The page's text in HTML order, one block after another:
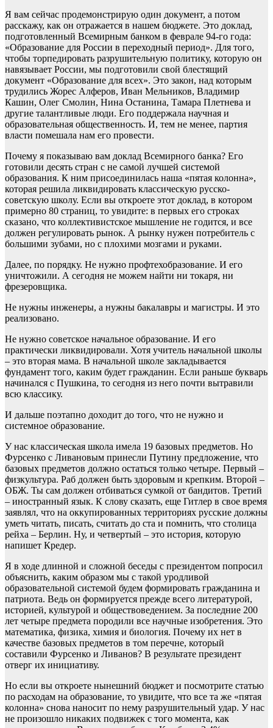
Я вам сейчас продемонстрирую один документ, а потом
расскажу, как он отражается в нашем бюджете. Это доклад,
подготовленный Всемирным банком в феврале 94-го года:
«Образование для России в переходный период». Для того,
чтобы торпедировать разрушительную политику, которую он
навязывает России, мы подготовили свой блестящий
документ «Образование для всех». Это закон, над которым
трудились Жорес Алферов, Иван Мельников, Владимир
Кашин, Олег Смолин, Нина Останина, Тамара Плетнева и
другие талантливые люди. Его поддержала научная и
образовательная общественность. И, тем не менее, партия
власти помешала нам его провести.
Почему я показываю вам доклад Всемирного банка? Его
готовили десять стран с не самой лучшей системой
образования. К ним присоединилась наша «пятая колонна»,
которая решила ликвидировать классическую русско-
советскую школу. Если вы откроете этот доклад, в котором
примерно 80 страниц, то увидите: в первых его строках
сказано, что коллективистское мышление не годится, и все
должен регулировать рынок. А рынку нужен потребитель с
большими зубами, но с плохими мозгами и руками.
Далее, по порядку. Не нужно профтехобразование. И его
уничтожили. А сегодня не можем найти ни токаря, ни
фрезеровщика.
Не нужны инженеры, а нужны бакалавры и магистры. И это
реализовано.
Не нужно советское начальное образование. И его
практически ликвидировали. Хотя учитель начальной школы
– это вторая мама. В начальной школе закладывается
фундамент того, каким будет гражданин. Если раньше букварь
начинался с Пушкина, то сегодня из него почти вытравили
всю классику.
И дальше поэтапно доходит до того, что не нужно и
системное образование.
У нас классическая школа имела 19 базовых предметов. Но
Фурсенко с Ливановым принесли Путину предложение, что
базовых предметов должно остаться только четыре. Первый –
физкультура. Раб должен быть здоровым и крепким. Второй –
ОБЖ. Ты сам должен отбиваться сумкой от бандитов. Третий
– иностранный язык. К слову сказать, еще Гитлер в свое время
заявлял, что на оккупированных территориях русские должны
уметь читать, писать, считать до ста и помнить, что столица
рейха – Берлин. Ну, и четвертый – это история, которую
напишет Кредер.
Я в ходе длинной и сложной беседы с президентом попросил
объяснить, каким образом мы с такой уродливой
образовательной системой будем формировать гражданина и
патриота. Ведь он формируется прежде всего литературой,
историей, культурой и обществоведением. За последние 200
лет четыре предмета породили все научные изобретения. Это
математика, физика, химия и биология. Почему их нет в
качестве базовых предметов в том перечне, который
составили Фурсенко и Ливанов? В результате президент
отверг их инициативу.
Но если вы откроете нынешний бюджет и посмотрите статью
по расходам на образование, то увидите, что все та же «пятая
колонна» снова наносит по нему разрушительный удар. У нас
не произошло никаких подвижек с того момента, как